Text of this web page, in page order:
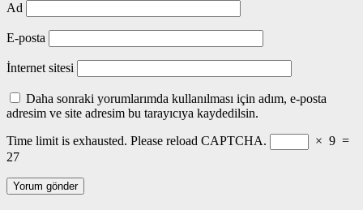
Ad
E-posta
İnternet sitesi
Daha sonraki yorumlarımda kullanılması için adım, e-posta
adresim ve site adresim bu tarayıcıya kaydedilsin.
Time limit is exhausted. Please reload CAPTCHA.
× 9 =
27